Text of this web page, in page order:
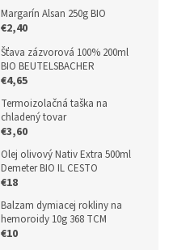
Margarín Alsan 250g BIO
€2,40
Šťava zázvorová 100% 200ml
BIO BEUTELSBACHER
€4,65
Termoizolačná taška na
chladený tovar
€3,60
Olej olivový Nativ Extra 500ml
Demeter BIO IL CESTO
€18
Balzam dymiacej rokliny na
hemoroidy 10g 368 TCM
€10